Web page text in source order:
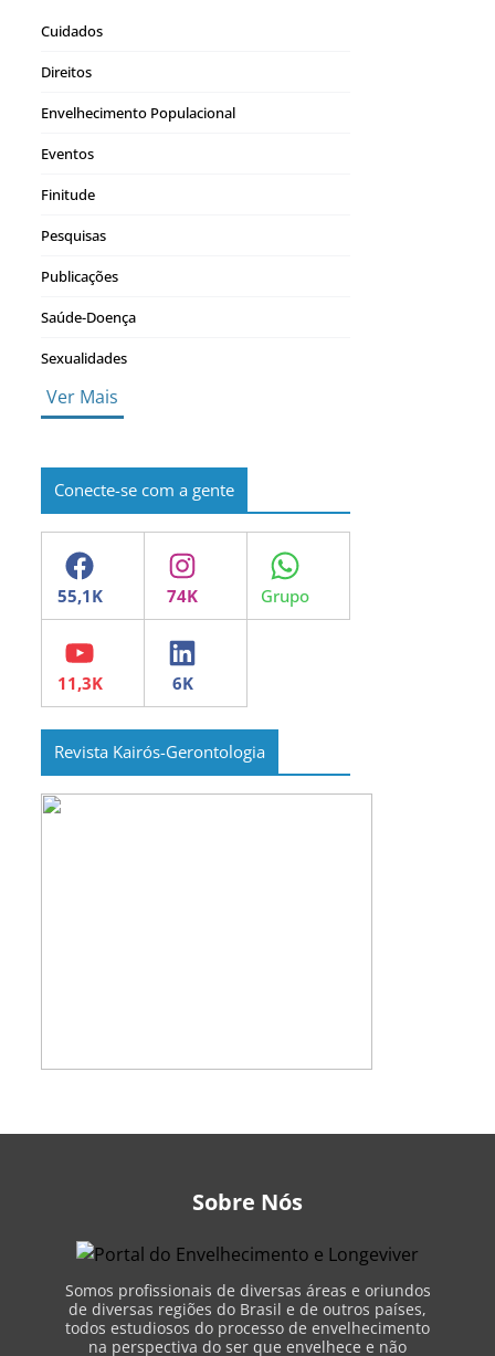
Cuidados
Direitos
Envelhecimento Populacional
Eventos
Finitude
Pesquisas
Publicações
Saúde-Doença
Sexualidades
Ver Mais
Conecte-se com a gente
Facebook Instagram WhatsApp
YouTube LinkedIn
Revista Kairós-Gerontologia
Sobre Nós
Somos profissionais de diversas áreas e oriundos
de diversas regiões do Brasil e de outros países,
todos estudiosos do processo de envelhecimento
na perspectiva do ser que envelhece e não